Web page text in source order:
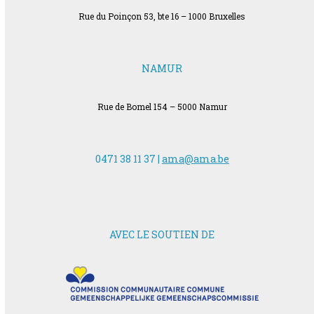
Rue du Poinçon 53, bte 16 – 1000 Bruxelles
NAMUR
Rue de Bomel 154 – 5000 Namur
0471 38 11 37 | ama@ama.be
AVEC LE SOUTIEN DE